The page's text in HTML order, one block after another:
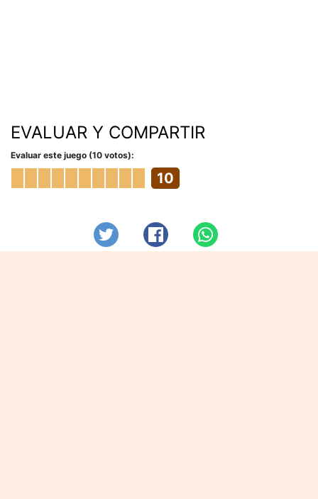
EVALUAR Y COMPARTIR
Evaluar este juego (10 votos):
10